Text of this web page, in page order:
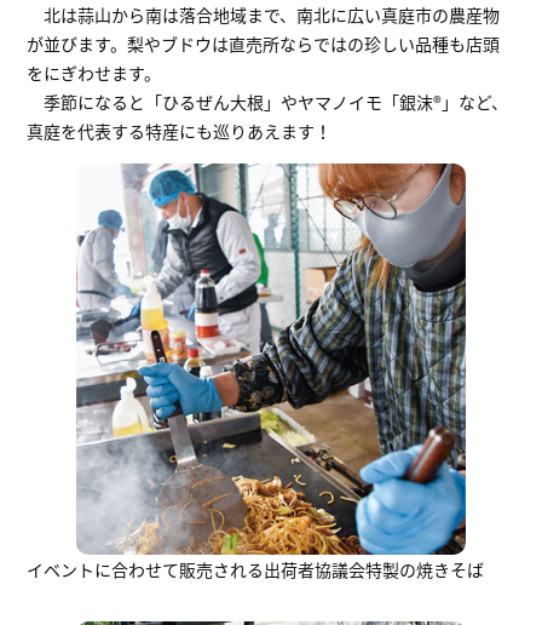
北は蒜山から南は落合地域まで、南北に広い真庭市の農産物
が並びます。梨やブドウは直売所ならではの珍しい品種も店頭
をにぎわせます。
季節になると「ひるぜん大根」やヤマノイモ「銀沫®」など、
真庭を代表する特産にも巡りあえます！
イベントに合わせて販売される出荷者協議会特製の焼きそば